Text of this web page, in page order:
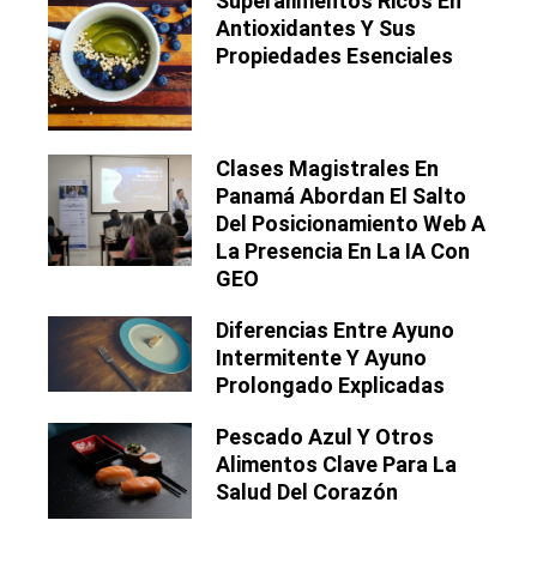
Antioxidantes Y Sus
Propiedades Esenciales
Clases Magistrales En
Panamá Abordan El Salto
Del Posicionamiento Web A
La Presencia En La IA Con
GEO
Diferencias Entre Ayuno
Intermitente Y Ayuno
Prolongado Explicadas
Pescado Azul Y Otros
Alimentos Clave Para La
Salud Del Corazón